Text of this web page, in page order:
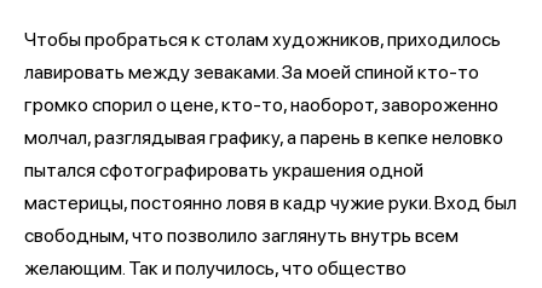
Чтобы пробраться к столам художников, приходилось
лавировать между зеваками. За моей спиной кто-то
громко спорил о цене, кто-то, наоборот, завороженно
молчал, разглядывая графику, а парень в кепке неловко
пытался сфотографировать украшения одной
мастерицы, постоянно ловя в кадр чужие руки. Вход был
свободным, что позволило заглянуть внутрь всем
желающим. Так и получилось, что общество